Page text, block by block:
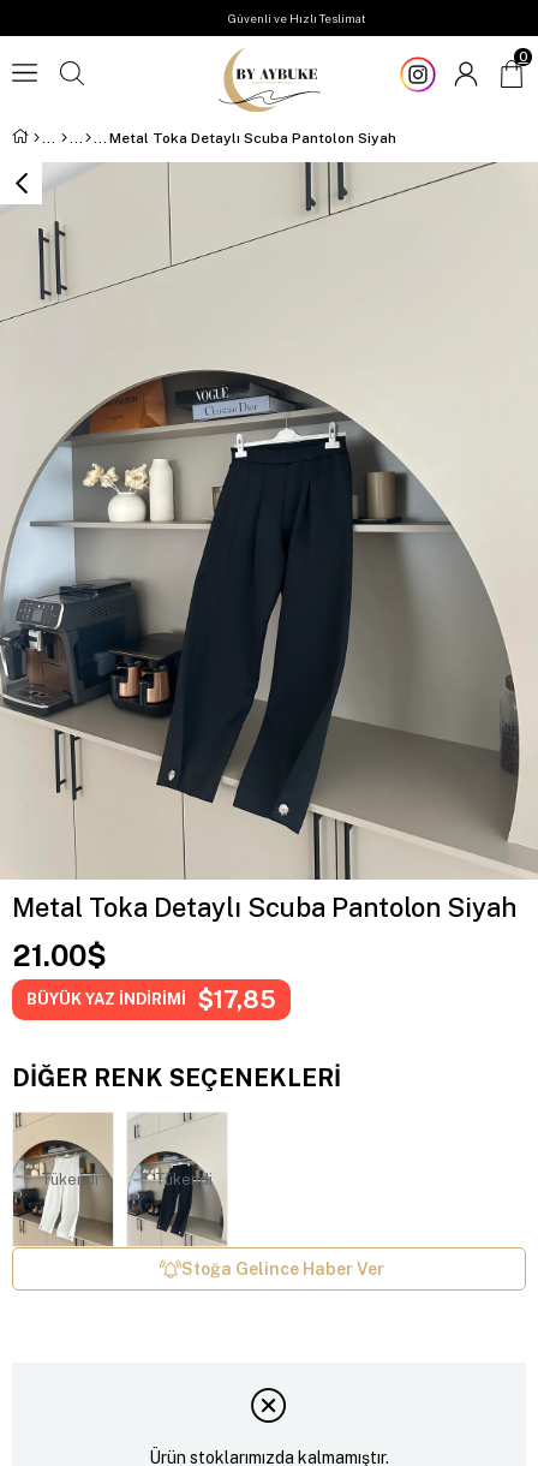
Güvenli ve Hızlı Teslimat
0
Metal Toka Detaylı Scuba Pantolon Siyah
Metal Toka Detaylı Scuba Pantolon Siyah
21.00$
BÜYÜK YAZ İNDİRİMİ $17,85
DIĞER RENK SEÇENEKLERI
Tükendi Tükendi
Stoğa Gelince Haber Ver
Ürün stoklarımızda kalmamıştır.